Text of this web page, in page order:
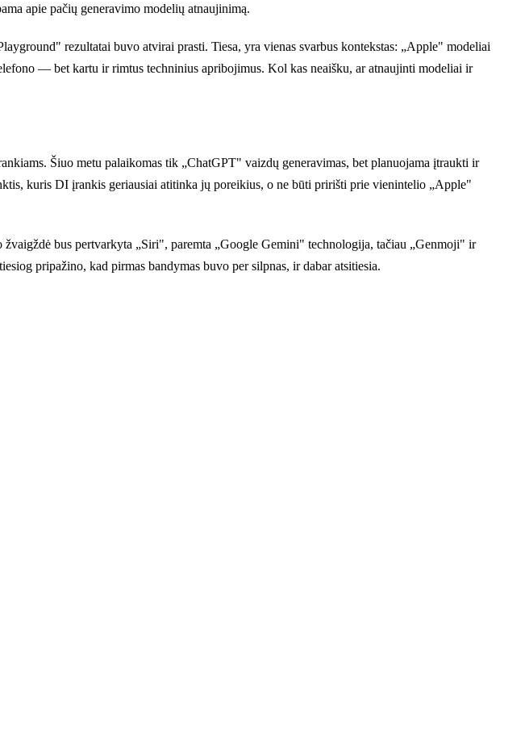
apie pačių generavimo modelių atnaujinimą.
rezultatai buvo atvirai prasti. Tiesa, yra vienas svarbus kontekstas: „Apple" modeliai
— bet kartu ir rimtus techninius apribojimus. Kol kas neaišku, ar atnaujinti modeliai ir
Šiuo metu palaikomas tik „ChatGPT" vaizdų generavimas, bet planuojama įtraukti ir
kuris DI įrankis geriausiai atitinka jų poreikius, o ne būti pririšti prie vienintelio „Apple"
bus pertvarkyta „Siri", paremta „Google Gemini" technologija, tačiau „Genmoji" ir
pripažino, kad pirmas bandymas buvo per silpnas, ir dabar atsitiesia.